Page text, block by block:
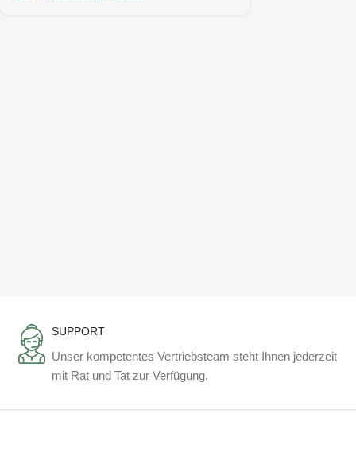
SUPPORT
Unser kompetentes Vertriebsteam steht Ihnen jederzeit
mit Rat und Tat zur Verfügung.